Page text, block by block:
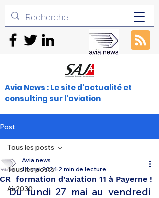
Avia News : Le site d'actualité et
consulting sur l'aviation
Post
Tous les posts
Air2030
Tous les posts
CR formation d’aviation 11 à Payerne !
Avia news
14 mai 2024 2 min de lecture
Du lundi 27 mai au vendredi